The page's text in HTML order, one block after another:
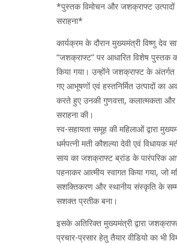
*पुस्तक विमोचन और जशक्राफ्ट उत्पादों
सराहना*
कार्यक्रम के दौरान मुख्यमंत्री विष्णु देव साय
“जशक्राफ्ट” पर आधारित विशेष पुस्तक
किया गया। उन्होंने जशक्राफ्ट के अंतर्गत
गए आभूषणों एवं हस्तनिर्मित उत्पादों का
करते हुए उनकी गुणवत्ता, कलात्मकता और
सराहना की।
स्व-सहायता समूह की महिलाओं द्वारा
धर्मपत्नी मती कौशल्या देवी एवं विधायक
साय का जशक्राफ्ट ब्रांड के पारंपरिक
पहनाकर आत्मीय स्वागत किया गया, जो
सशक्तिकरण और स्थानीय संस्कृति के
सशक्त प्रतीक बना।
इसके अतिरिक्त मुख्यमंत्री द्वारा
प्रचार-प्रसार हेतु तैयार वीडियो का भी